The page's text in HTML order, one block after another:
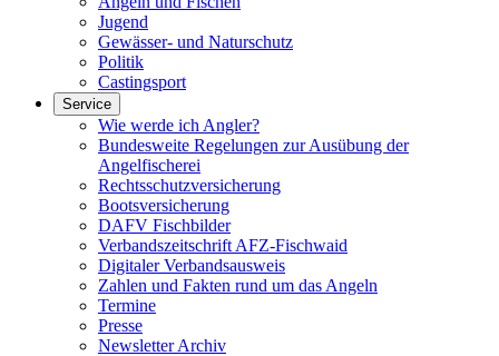
Jugend
Gewässer- und Naturschutz
Politik
Castingsport
Service
Wie werde ich Angler?
Bundesweite Regelungen zur Ausübung der
Angelfischerei
Rechtsschutzversicherung
Bootsversicherung
DAFV Fischbilder
Verbandszeitschrift AFZ-Fischwaid
Digitaler Verbandsausweis
Zahlen und Fakten rund um das Angeln
Termine
Presse
Newsletter Archiv